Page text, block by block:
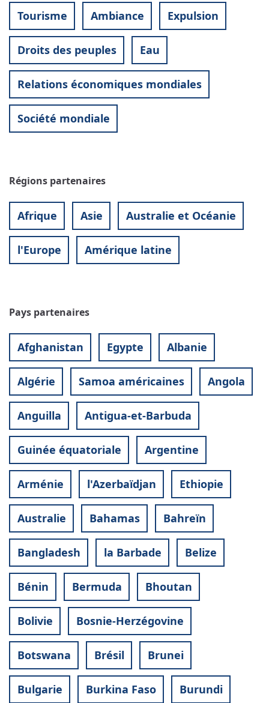
Tourisme Ambiance Expulsion
Droits des peuples Eau
Relations économiques mondiales
Société mondiale
Régions partenaires
Afrique Asie Australie et Océanie
l'Europe Amérique latine
Pays partenaires
Afghanistan Egypte Albanie
Algérie Samoa américaines Angola
Anguilla Antigua-et-Barbuda
Guinée équatoriale Argentine
Arménie l'Azerbaïdjan Ethiopie
Australie Bahamas Bahreïn
Bangladesh la Barbade Belize
Bénin Bermuda Bhoutan
Bolivie Bosnie-Herzégovine
Botswana Brésil Brunei
Bulgarie Burkina Faso Burundi